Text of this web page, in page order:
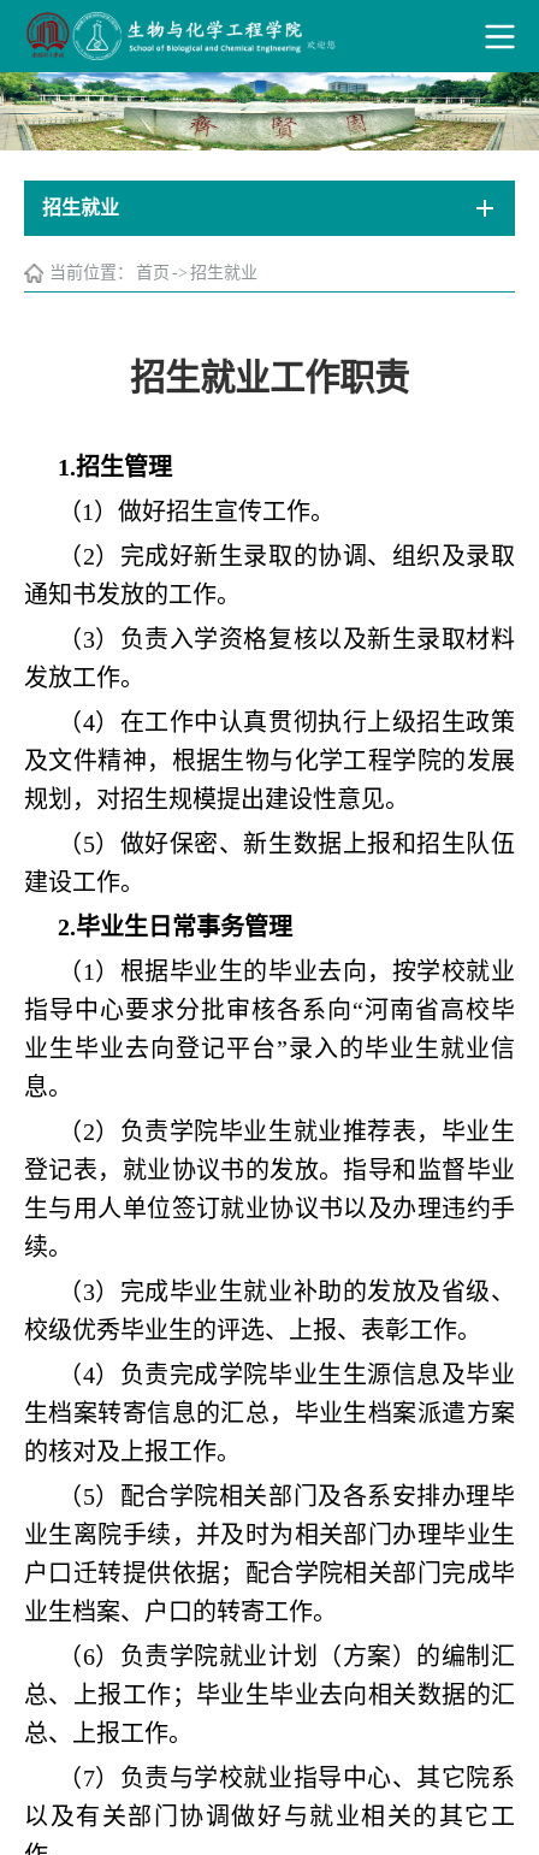
招生就业
当前位置： 首页 -> 招生就业
招生就业工作职责
1.招生管理
（1）做好招生宣传工作。
（2） 完成好新生录取的协调、组织及录取
通知书发放的工作。
（3）负责入学资格复核以及新生录取材料
发放工作。
（4）在工作中认真贯彻执行上级招生政策
及文件精神，根据生物与化学工程学院的发展
规划，对招生规模提出建设性意见。
（5）做好保密、新生数据上报和招生队伍
建设工作。
2.毕业生日常事务管理
（1）根据毕业生的毕业去向，按学校就业
指导中心要求分批审核各系向“河南省高校毕
业生毕业去向登记平台”录入的毕业生就业信
息。
（2）负责学院毕业生就业推荐表，毕业生
登记表，就业协议书的发放。指导和监督毕业
生与用人单位签订就业协议书以及办理违约手
续。
（3）完成毕业生就业补助的发放及省级、
校级优秀毕业生的评选、上报、表彰工作。
（4）负责完成学院毕业生生源信息及毕业
生档案转寄信息的汇总，毕业生档案派遣方案
的核对及上报工作。
（5）配合学院相关部门及各系安排办理毕
业生离院手续，并及时为相关部门办理毕业生
户口迁转提供依据；配合学院相关部门完成毕
业生档案、户口的转寄工作。
（6）负责学院就业计划（方案）的编制汇
总、上报工作；毕业生毕业去向相关数据的汇
总、上报工作。
（7）负责与学校就业指导中心、其它院系
以及有关部门协调做好与就业相关的其它工